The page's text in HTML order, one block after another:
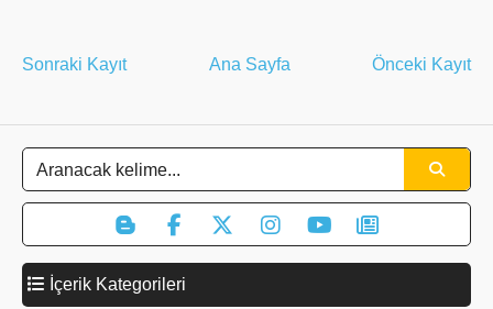
Sonraki Kayıt Önceki Kayıt
Ana Sayfa
İçerik Kategorileri